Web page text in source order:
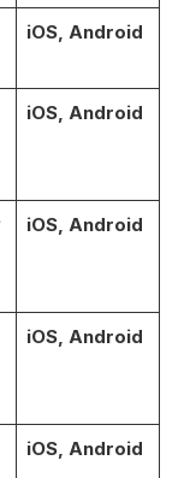
iOS, Android
iOS, Android
iOS, Android
iOS, Android
iOS, Android